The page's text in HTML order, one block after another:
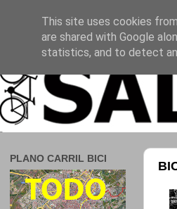
PLANO CARRIL BICI
This site uses cookies
are shared with Google
statistics, and to detect